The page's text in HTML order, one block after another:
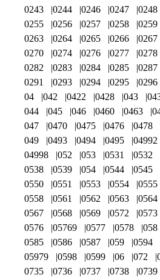
0243
0244 0246 0247 0248
0255
0256 0257 0258 0259
0263
0264 0265 0266 0267
0270
0274 0276 0277 0278
0282
0283 0284 0285 0287
0291
0293 0294 0295 0296
04
042 0422 0428 043
044
045 046 0460 0463
047
0470 0475 0476 0478
049
0493 0494 0495 04992
04998
052 053 0531 0532
0538
0539 054 0544 0545
0550
0551 0553 0554 0555
0558
0561 0562 0563 0564
0567
0568 0569 0572 0573
0576
05769 0577 0578 058
0585
0586 0587 059 0594
05979
0598 0599 06 072
0735
0736 0737 0738 0739